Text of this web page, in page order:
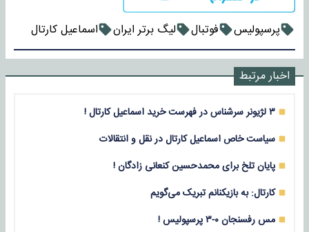
پرسپولیس فوتبال لیگ برتر ایران اسماعیل کارتال
اخبار مرتبط
۳ لژیونر سرشناس در فهرست خرید اسماعیل کارتال !
سیاست خاص اسماعیل کارتال در نقل و انتقالات
پایان تلخ برای محمدحسین کنعانی‌ زادگان !
کارتال: به بازیکنانم تبریک می‌گویم
مس رفسنجان ۰-۳ پرسپولیس !